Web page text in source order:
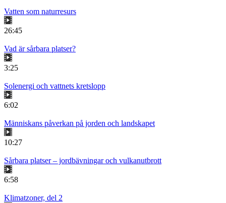
Vatten som naturresurs
26:45
Vad är sårbara platser?
3:25
Solenergi och vattnets kretslopp
6:02
Människans påverkan på jorden och landskapet
10:27
Sårbara platser – jordbävningar och vulkanutbrott
6:58
Klimatzoner, del 2